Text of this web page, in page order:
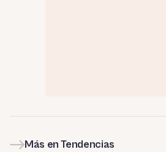
Más en Tendencias